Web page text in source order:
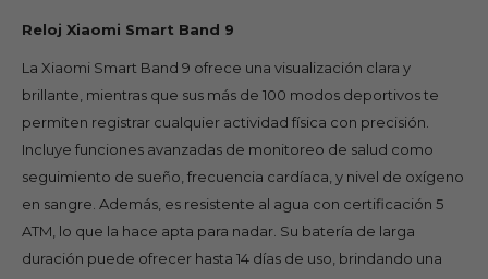
Reloj Xiaomi Smart Band 9
La Xiaomi Smart Band 9 ofrece una visualización clara y
brillante, mientras que sus más de 100 modos deportivos te
permiten registrar cualquier actividad física con precisión.
Incluye funciones avanzadas de monitoreo de salud como
seguimiento de sueño, frecuencia cardíaca, y nivel de oxígeno
en sangre. Además, es resistente al agua con certificación 5
ATM, lo que la hace apta para nadar. Su batería de larga
duración puede ofrecer hasta 14 días de uso, brindando una